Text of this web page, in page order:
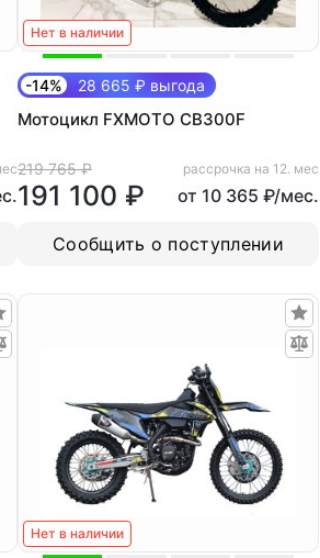
Нет в наличии
-14% 28 665 ₽ выгода
Мотоцикл FXMOTO CB300F
219 765 ₽
191 100 ₽
рассрочка на 12. мес
от 10 365 ₽/мес.
Сообщить о поступлении
Нет в наличии